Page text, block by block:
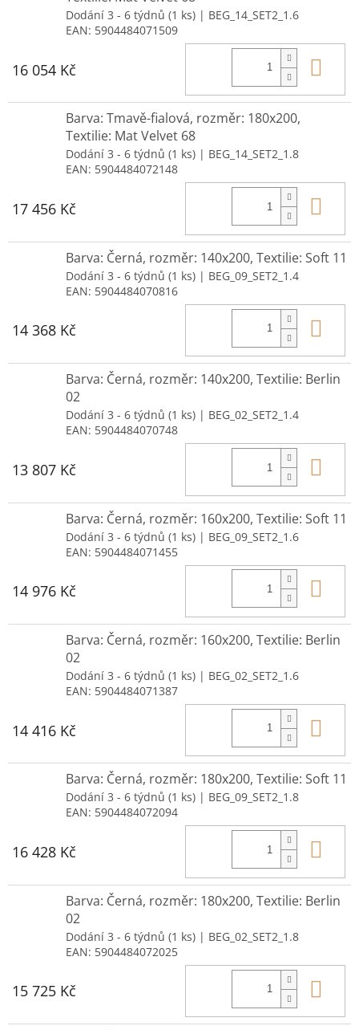
Dodání 3 - 6 týdnů (1 ks) | BEG_14_SET2_1.6
EAN: 5904484071509
16 054 Kč
Barva: Tmavě-fialová, rozměr: 180x200,
Textilie: Mat Velvet 68
Dodání 3 - 6 týdnů (1 ks) | BEG_14_SET2_1.8
EAN: 5904484072148
17 456 Kč
Barva: Černá, rozměr: 140x200, Textilie: Soft 11
Dodání 3 - 6 týdnů (1 ks) | BEG_09_SET2_1.4
EAN: 5904484070816
14 368 Kč
Barva: Černá, rozměr: 140x200, Textilie: Berlin
02
Dodání 3 - 6 týdnů (1 ks) | BEG_02_SET2_1.4
EAN: 5904484070748
13 807 Kč
Barva: Černá, rozměr: 160x200, Textilie: Soft 11
Dodání 3 - 6 týdnů (1 ks) | BEG_09_SET2_1.6
EAN: 5904484071455
14 976 Kč
Barva: Černá, rozměr: 160x200, Textilie: Berlin
02
Dodání 3 - 6 týdnů (1 ks) | BEG_02_SET2_1.6
EAN: 5904484071387
14 416 Kč
Barva: Černá, rozměr: 180x200, Textilie: Soft 11
Dodání 3 - 6 týdnů (1 ks) | BEG_09_SET2_1.8
EAN: 5904484072094
16 428 Kč
Barva: Černá, rozměr: 180x200, Textilie: Berlin
02
Dodání 3 - 6 týdnů (1 ks) | BEG_02_SET2_1.8
EAN: 5904484072025
15 725 Kč